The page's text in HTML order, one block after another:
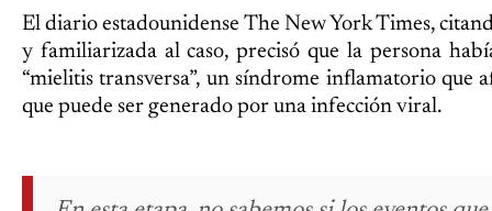
El diario estadounidense The New York Times,
y familiarizada al caso, precisó que la persona
“mielitis transversa”, un síndrome inflamatorio que
que puede ser generado por una infección viral.